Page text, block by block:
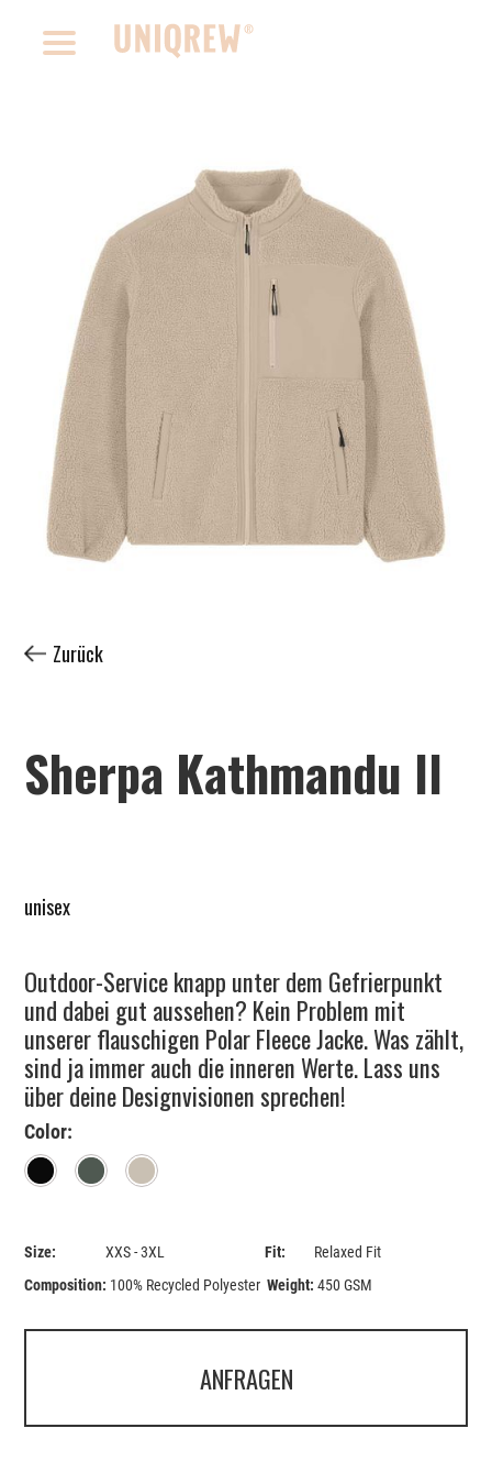
Zurück
Sherpa Kathmandu ll
unisex
Outdoor-Service knapp unter dem Gefrierpunkt
und dabei gut aussehen? Kein Problem mit
unserer flauschigen Polar Fleece Jacke. Was zählt,
sind ja immer auch die inneren Werte. Lass uns
über deine Designvisionen sprechen!
Color:
Size: XXS - 3XL Fit:
Relaxed Fit
Composition: 100% Recycled Polyester Weight: 450 GSM
ANFRAGEN